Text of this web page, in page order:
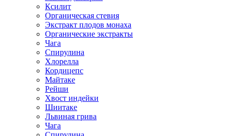
Ксилит
Органическая стевия
Экстракт плодов монаха
Органические экстракты
Чага
Спирулина
Хлорелла
Кордицепс
Майтаке
Рейши
Хвост индейки
Шиитаке
Львиная грива
Чага